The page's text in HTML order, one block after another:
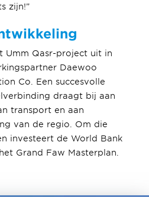
zijn!”
Umm Qasr-project uit in
Daewoo
Co. Een succesvolle
draagt bij aan
transport en aan
van de regio. Om die
investeert de World Bank
Grand Faw Masterplan.